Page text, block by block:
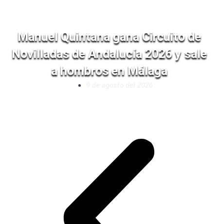
Manuel Quintana gana Circuito de
Novilladas de Andalucía 2026 y sale
a hombros en Málaga